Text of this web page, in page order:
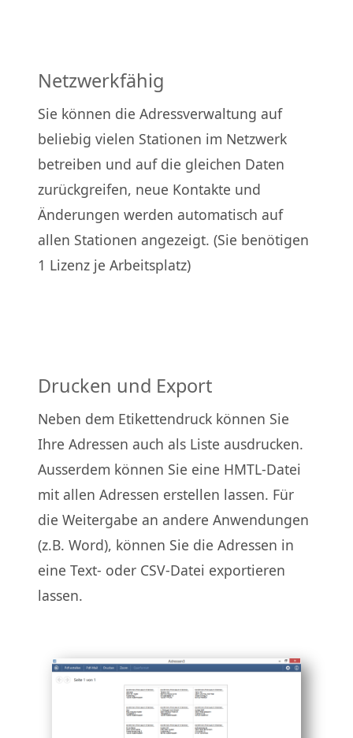
Netzwerkfähig
Sie können die Adressverwaltung auf
beliebig vielen Stationen im Netzwerk
betreiben und auf die gleichen Daten
zurückgreifen, neue Kontakte und
Änderungen werden automatisch auf
allen Stationen angezeigt. (Sie benötigen
1 Lizenz je Arbeitsplatz)
Drucken und Export
Neben dem Etikettendruck können Sie
Ihre Adressen auch als Liste ausdrucken.
Ausserdem können Sie eine HMTL-Datei
mit allen Adressen erstellen lassen. Für
die Weitergabe an andere Anwendungen
(z.B. Word), können Sie die Adressen in
eine Text- oder CSV-Datei exportieren
lassen.